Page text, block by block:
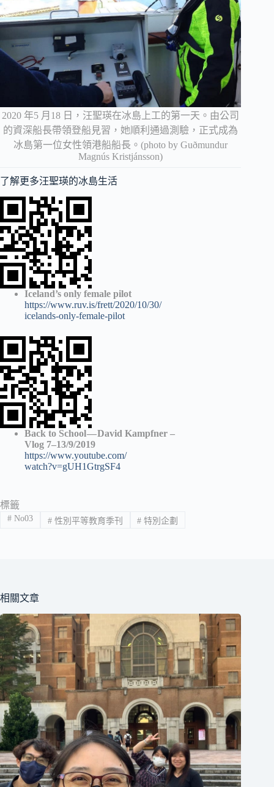
2020 年5 月18 日，汪聖瑛在冰島上工的第一天。由公司
的資深船長帶領登船見習，她順利通過測驗，正式成為
冰島第一位女性領港船船長。(photo by Guðmundur
Magnús Kristjánsson)
了解更多汪聖瑛的冰島生活
Iceland’s only female pilot
https://www.ruv.is/frett/2020/10/30/
icelands-only-female-pilot
Back to School — David Kampfner –
Vlog 7–13/9/2019
https://www.youtube.com/
watch?v=gUH1GtrgSF4
標籤
#No03 #性別平等教育季刊 # 特別企劃
相關文章